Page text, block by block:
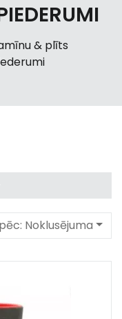
& plīts
Noklusējuma